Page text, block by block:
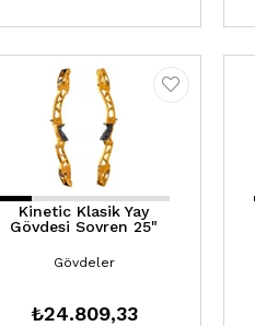
Kinetic Klasik Yay
Gövdesi Sovren 25"
Gövdeler
₺24.809,33